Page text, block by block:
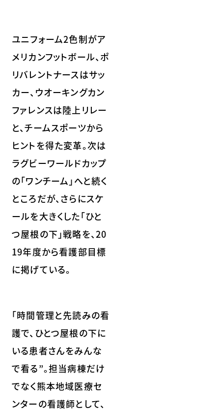
ユニフォーム2色制がア
メリカンフットボール、ポ
リバレントナースはサッ
カー、ウオーキングカン
ファレンスは陸上リレー
と、チームスポーツから
ヒントを得た変革。次は
ラグビーワールドカップ
の「ワンチーム」へと続く
ところだが、さらにスケ
ールを大きくした「ひと
つ屋根の下」戦略を、20
19年度から看護部目標
に掲げている。
「時間管理と先読みの看
護で、ひとつ屋根の下に
いる患者さんをみんな
で看る”。担当病棟だけ
でなく熊本地域医療セ
ンターの看護師として、